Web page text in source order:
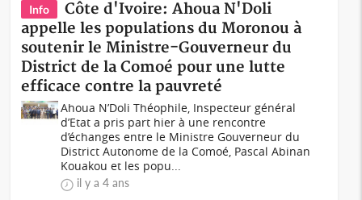
Info
Côte d'Ivoire: Ahoua N'Doli
appelle les populations du Moronou à
soutenir le Ministre-Gouverneur du
District de la Comoé pour une lutte
efficace contre la pauvreté
Ahoua N’Doli Théophile, Inspecteur général
d’Etat a pris part hier à une rencontre
d’échanges entre le Ministre Gouverneur du
District Autonome de la Comoé, Pascal Abinan
Kouakou et les popu...
il y a 4 ans